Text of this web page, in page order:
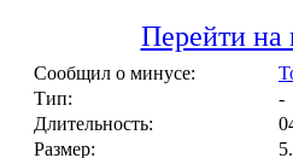
Перейти на
Сообщил о минусе:
Тип:
-
Длительность:
Размер: